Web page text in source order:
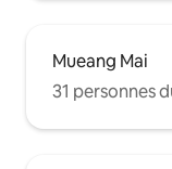
Mueang Mai
31 personnes